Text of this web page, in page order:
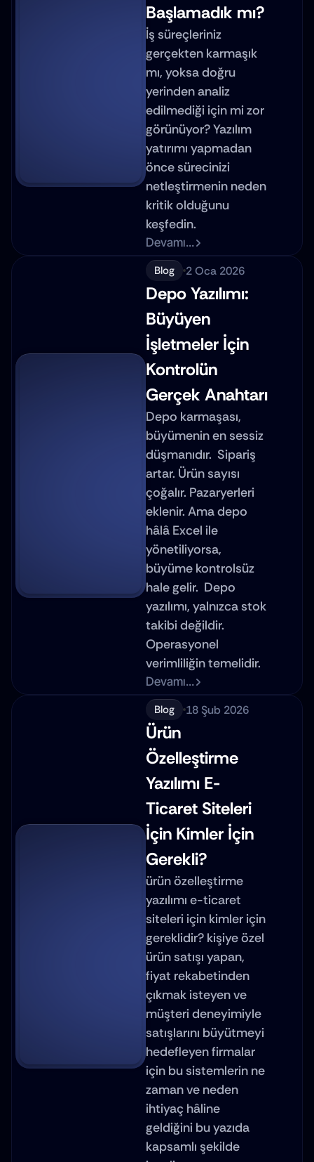
Başlamadık mı?
İş süreçleriniz
gerçekten karmaşık
mı, yoksa doğru
yerinden analiz
edilmediği için mi zor
görünüyor? Yazılım
yatırımı yapmadan
önce sürecinizi
netleştirmenin neden
kritik olduğunu
keşfedin.
Devamı...
Blog
2 Oca 2026
Depo Yazılımı:
Büyüyen
İşletmeler İçin
Kontrolün
Gerçek Anahtarı
Depo karmaşası,
büyümenin en sessiz
düşmanıdır.  Sipariş
artar. Ürün sayısı
çoğalır. Pazaryerleri
eklenir. Ama depo
hâlâ Excel ile
yönetiliyorsa,
büyüme kontrolsüz
hale gelir.  Depo
yazılımı, yalnızca stok
takibi değildir.
Operasyonel
verimliliğin temelidir.
Devamı...
Blog
18 Şub 2026
Ürün
Özelleştirme
Yazılımı E-
Ticaret Siteleri
İçin Kimler İçin
Gerekli?
ürün özelleştirme
yazılımı e-ticaret
siteleri için kimler için
gereklidir? kişiye özel
ürün satışı yapan,
fiyat rekabetinden
çıkmak isteyen ve
müşteri deneyimiyle
satışlarını büyütmeyi
hedefleyen firmalar
için bu sistemlerin ne
zaman ve neden
ihtiyaç hâline
geldiğini bu yazıda
kapsamlı şekilde